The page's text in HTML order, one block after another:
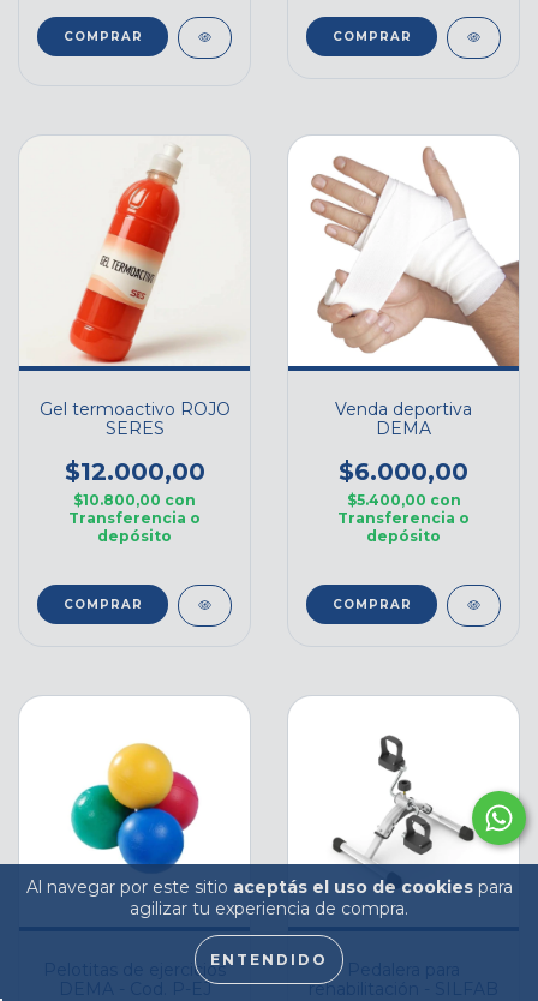
Al navegar por este sitio aceptás el uso de cookiespara
agilizar tu experiencia de compra.
ENTENDIDO
COMPRAR
Gel termoactivo ROJO
SERES
$12.000,00
$10.800,00 con
Transferencia o
depósito
COMPRAR
Venda deportiva
DEMA
$6.000,00
$5.400,00 con
Transferencia o
depósito
COMPRAR
Pelotitas de ejercicios
DEMA - Cod. P-EJ
rehabilitación - SILFAB